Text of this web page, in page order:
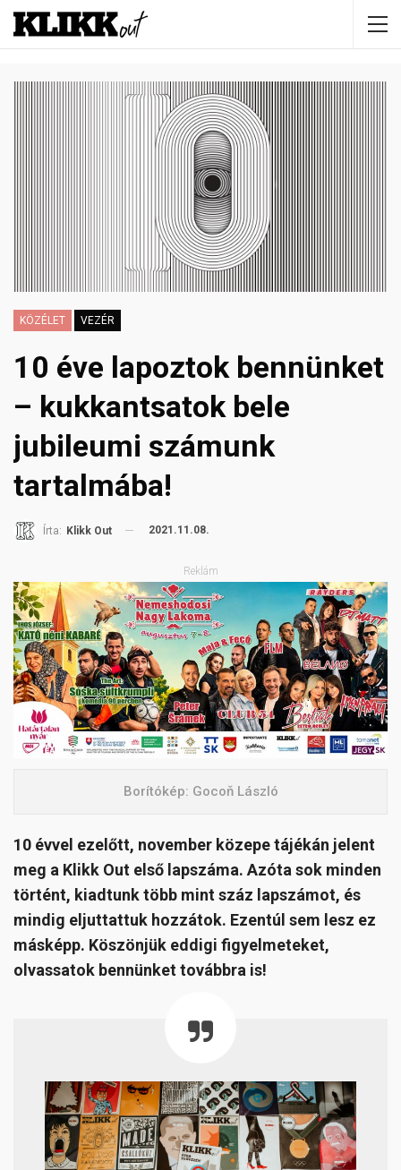
KÖZÉLET VEZÉR
10 éve lapoztok bennünket
– kukkantsatok bele
jubileumi számunk
tartalmába!
Írta: Klikk Out 2021.11.08.
Reklám
Borítókép: Gocoň László
10 évvel ezelőtt, november közepe tájékán jelent
meg a Klikk Out első lapszáma. Azóta sok minden
történt, kiadtunk több mint száz lapszámot, és
mindig eljuttattuk hozzátok. Ezentúl sem lesz ez
másképp. Köszönjük eddigi figyelmeteket,
olvassatok bennünket továbbra is!